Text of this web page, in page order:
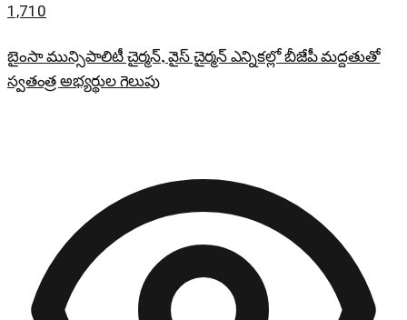
1,710
బైంసా మున్సిపాలిటీ చైర్మన్, వైస్ చైర్మన్ ఎన్నికల్లో బీజేపీ మద్దతుతో
స్వతంత్ర అభ్యర్థుల గెలుపు